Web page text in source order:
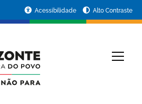
Acessibilidade Alto Contraste